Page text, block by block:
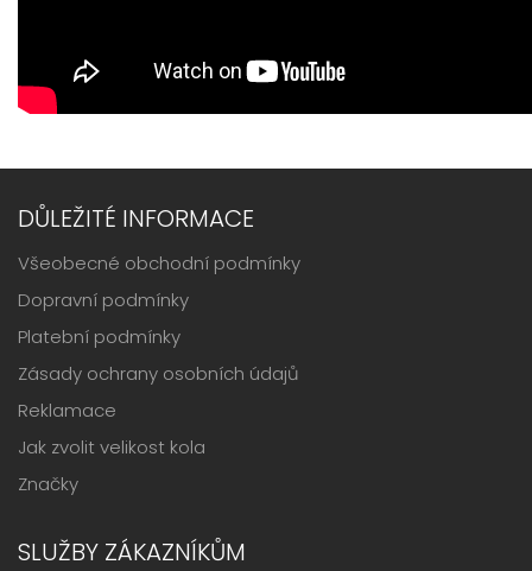
DŮLEŽITÉ INFORMACE
Všeobecné obchodní podmínky
Dopravní podmínky
Platební podmínky
Zásady ochrany osobních údajů
Reklamace
Jak zvolit velikost kola
Značky
SLUŽBY ZÁKAZNÍKŮM